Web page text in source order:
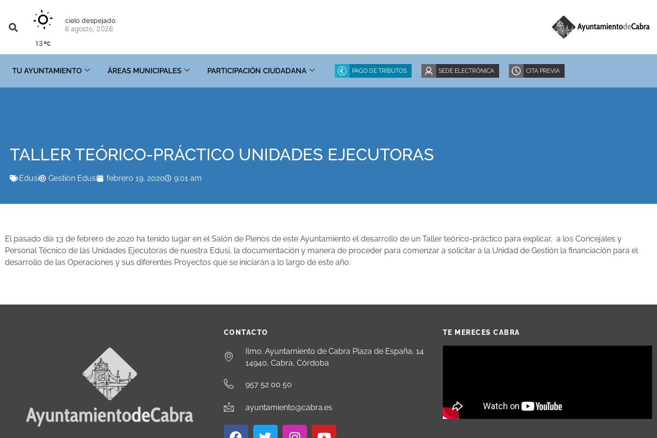
13
cielo despejado
6 agosto, 2026
TU AYUNTAMIENTO ÁREAS MUNICIPALES PARTICIPACIÓN CIUDADANA PAGO DE TRIBUTOS SEDE ELECTRÓNICA CITA PREVIA
TALLER TEÓRICO-PRÁCTICO UNIDADES EJECUTORAS
Edusi Gestión Edusi febrero 19, 2020 9:01 am
El pasado día 13 de febrero de 2020 ha tenido lugar en el Salón de Plenos de este Ayuntamiento el desarrollo de un Taller teórico-práctico para explicar, a los Concejales y
Personal Técnico de las Unidades Ejecutoras de nuestra Edusi, la documentación y manera de proceder para comenzar a solicitar a la Unidad de Gestión la financiación para el
desarrollo de las Operaciones y sus diferentes Proyectos que se iniciarán a lo largo de este año.
CONTACTO
Ilmo. Ayuntamiento de Cabra Plaza de España, 14
14940, Cabra, Córdoba
957 52 00 50
ayuntamiento@cabra.es
TE MERECES CABRA